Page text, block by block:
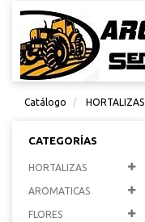
Catálogo HORTALIZAS
CATEGORÍAS
HORTALIZAS
AROMATICAS
FLORES